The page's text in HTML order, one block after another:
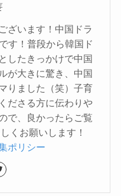
ざいます！中国ドラ
す！普段から韓国ド
したきっかけで中国
が大きに驚き、中国
りました（笑）子育
ださる方に伝わりや
で、良かったらご覧
くお願いします！
ポリシー